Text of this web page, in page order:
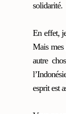
solidarité.
En effet,
Mais mes
autre
esprit est